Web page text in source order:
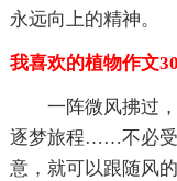
永远向上的精神。
我喜欢的植物作文
一阵微风拂过
逐梦旅程……不必受
意，就可以跟随风